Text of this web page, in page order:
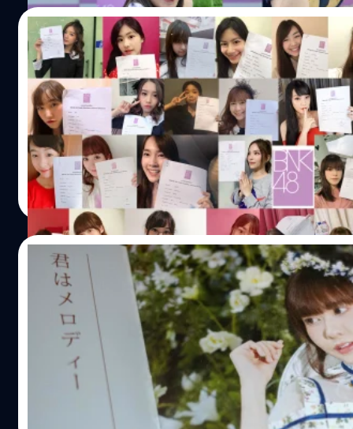
20/10/2018
สมาชิก BNK48 ทั้งสองรุ่น ตบเท้าเข้าร่วมการ
หลังจากที่ BNK48 ทำเซอร์ไพรส์ประกาศ ซิงเกิ้ลที่ 5 & งานเ
2561 ที่ผ่านมา และให้สมาชิก BNK48 ทั้งสองรุ่น สามารถยื่น
Election ได้ตั้งแต่วันที่ 12 ตุลาคม ถึง 19 ตุลาคม 2561 โดย
+ ใบสมัคร ซึ่งภายในใบสมัครก็จะมีให้กรอกชื่อ นามสกุล ชื่อ
แรกเป็นของน้องเคท และสุดท้าย ท้ายสุด คือน้องจูเน่ โพสต์เมื่
Meechok Dechpokasup| 2850 days ago
Read More
29/09/2018
แกะกล่อง 4th Single BNK48 – Kimi Wa
หลังจากที่ประกาศไปเมื่อ วันที่ 29 กรกฎาคม 2561 ว่าจะเปิด
Melody - เธอคือ...เมโลดี้ ผ่านช่องทาง https://
Melody-i.72135979.1371600053 ตั้งแต่วันที่ 1 สิงหาคม
ในวันที่ 28 สิงหาคม 2561 ทั้งนี้ภายใน 4th Single BNK48 -
ด้วย CD เพลง + บัตรเข้าร่วมงานอีเวนท์จับมือ BNK48 4th
Meechok Dechpokasup | 2870 days ago